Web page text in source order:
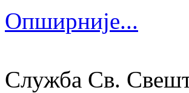
Опширније...
Служба Св.